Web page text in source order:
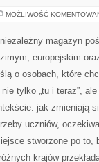
MOŻLIWOŚĆ
magazyn
europejskim
o osobach, które
tylko „tu i teraz”,
jak zmieniają
uczniów,
stworzone po to,
krajów